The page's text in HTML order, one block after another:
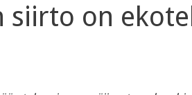
siirto on